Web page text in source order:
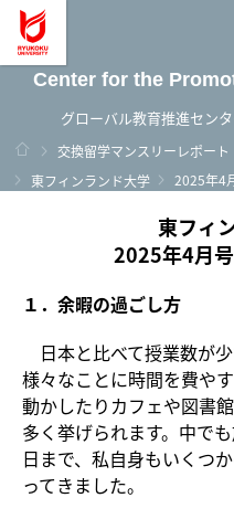
Center for the
グローバル教育推進セン
ホーム
交換留学マンスリーレポート
東フィンランド大学
2025年4
東フィ
2025年4月
１．余暇の過ごし方
日本と比べて授業数が
様々なことに時間を費や
動かしたりカフェや図書
多く挙げられます。中で
日まで、私自身もいくつ
ってきました。